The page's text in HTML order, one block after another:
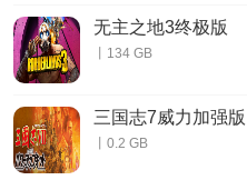
无主之地3终极版
丨134 GB
三国志7威力加强版
丨0.2 GB